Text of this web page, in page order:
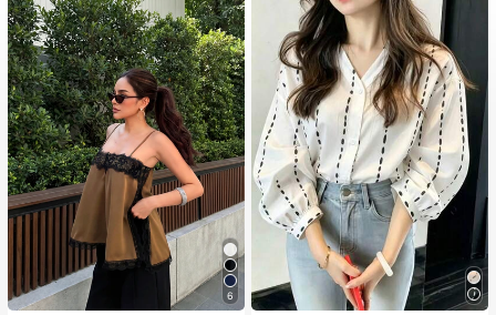
6
#1 ขายดี
ใน สีกากี เสื้อสตรี เสื้อเบลาส์ & Tee
ลูกค้ากลับมาซื้อซ้ำ!